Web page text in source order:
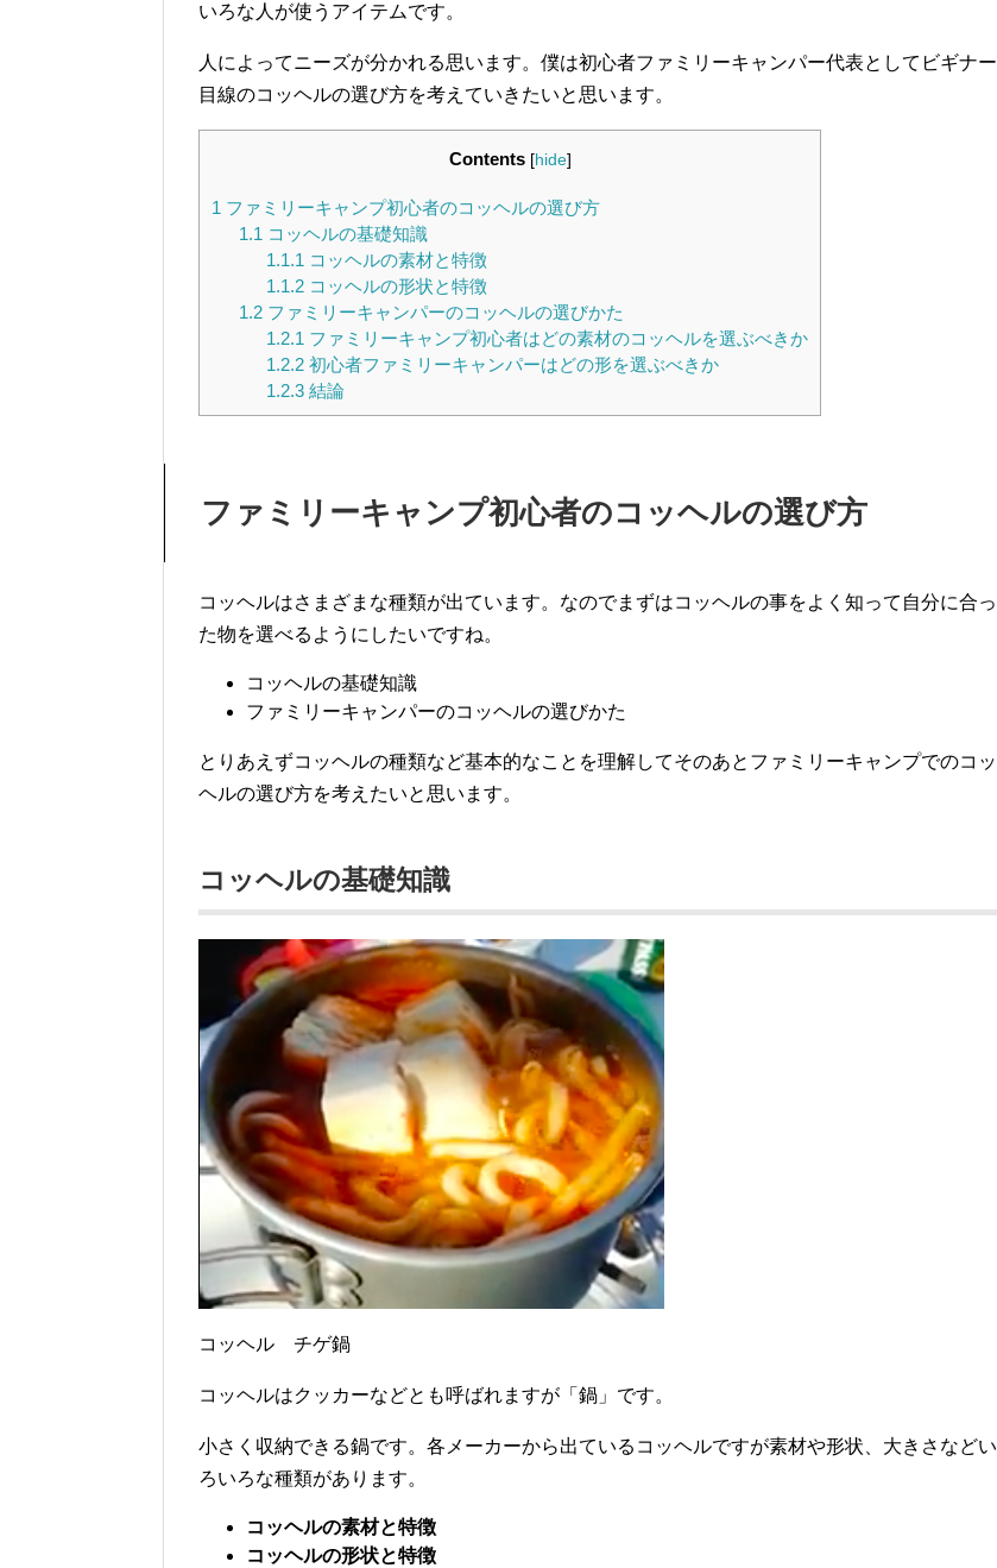
いろな人が使うアイテムです。
人によってニーズが分かれる思います。僕は初心者ファミリーキャンパー代表としてビギナー
目線のコッヘルの選び方を考えていきたいと思います。
Contents [hide]
1 ファミリーキャンプ初心者のコッヘルの選び方
1.1 コッヘルの基礎知識
1.1.1 コッヘルの素材と特徴
1.1.2コッヘルの形状と特徴
1.2ファミリーキャンパーのコッヘルの選びかた
1.2.1 ファミリーキャンプ初心者はどの素材のコッヘルを選ぶべきか
1.2.2初心者ファミリーキャンパーはどの形を選ぶべきか
1.2.3結論
ファミリーキャンプ初心者のコッヘルの選び方
コッヘルはさまざまな種類が出ています。なのでまずはコッヘルの事をよく知って自分に合っ
た物を選べるようにしたいですね。
コッヘルの基礎知識
ファミリーキャンパーのコッヘルの選びかた
とりあえずコッヘルの種類など基本的なことを理解してそのあとファミリーキャンプでのコッ
ヘルの選び方を考えたいと思います。
コッヘルの基礎知識
コッヘル チゲ鍋
コッヘルはクッカーなどとも呼ばれますが「鍋」です。
小さく収納できる鍋です。各メーカーから出ているコッヘルですが素材や形状、大きさなどい
ろいろな種類があります。
コッヘルの素材と特徴
コッヘルの形状と特徴